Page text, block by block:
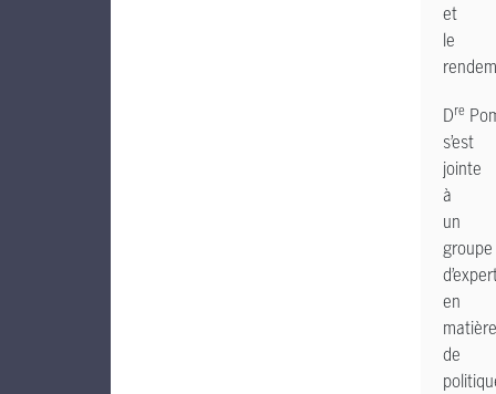
et
le
Dre
s’est
jointe
à
un
groupe
en
matière
de